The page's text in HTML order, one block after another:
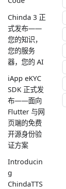
Chinda 3 正
式发布——
您的知识，
您的服务
器，您的 AI
iApp eKYC
SDK 正式发
布——面向
Flutter 与网
页端的免费
开源身份验
证方案
Introducin
g
ChindaTTS